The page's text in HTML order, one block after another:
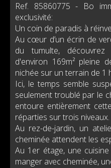
Ref. 85860775 - Bo
exclusivité:
Un coin de paradis à
Au cœur d’un écrin de
du tumulte, découvrez
d'environ 169m² pleine
nichée sur un terrain de 1
Ici, le temps semble
seulement troublé par le
entoure entièrement
réparties sur trois niveaux.
Au rez-de-jardin, un
cheminée attendent les
Au 1er étage, une
manger avec cheminée,